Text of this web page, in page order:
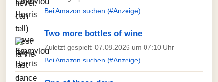
Bei Amazon suchen (#Anzeige)
Two more bottles of wine
Zuletzt gespielt: 07.08.2026 um 07:10 Uhr
Bei Amazon suchen (#Anzeige)